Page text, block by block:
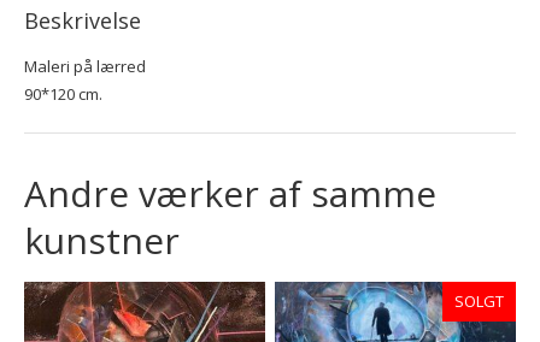
Beskrivelse
Maleri på lærred
90*120 cm.
Andre værker af samme
kunstner
SOLGT